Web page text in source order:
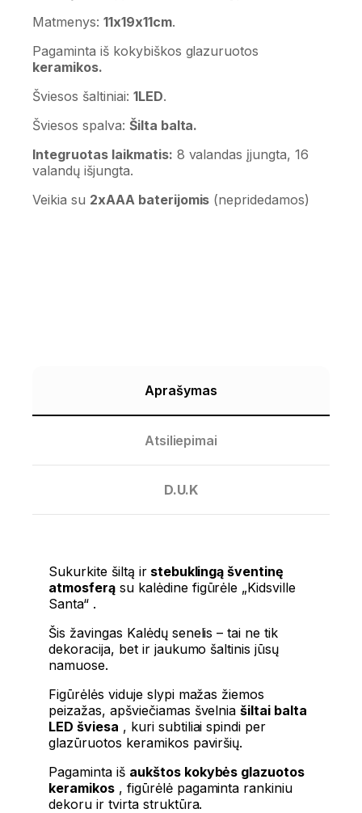
Matmenys: 11x19x11cm.
Pagaminta iš kokybiškos glazuruotos
keramikos.
Šviesos šaltiniai: 1LED.
Šviesos spalva: Šilta balta.
Integruotas laikmatis: 8 valandas įjungta, 16
valandų išjungta.
Veikia su 2xAAA baterijomis (nepridedamos)
Aprašymas
Atsiliepimai
D.U.K
Sukurkite šiltą irstebuklingą šventinę
atmosferąsu kalėdine figūrėle „Kidsville
Santa“.
Šis žavingas Kalėdų senelis – tai ne tik
dekoracija, bet ir jaukumo šaltinis jūsų
namuose.
Figūrėlės viduje slypi mažas žiemos
peizažas, apšviečiamas švelniašiltai balta
LED šviesa , kuri subtiliai spindi per
glazūruotos keramikos paviršių.
Pagaminta iš aukštos kokybės glazuotos
keramikos, figūrėlė pagaminta rankiniu
dekoru ir tvirta struktūra.